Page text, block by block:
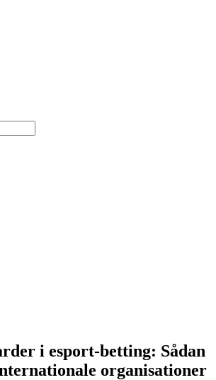
i esport-betting: Sådan
organisationer